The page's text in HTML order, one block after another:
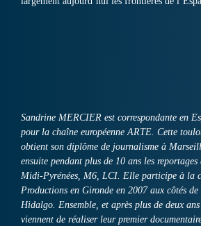
Sandrine MERCIER est correspondante en
pour la chaîne européenne ARTE. Cette
obtient son diplôme de journalisme à
ensuite pendant plus de 10 ans les
Midi-Pyrénées, M6, LCI. Elle participe à la
Productions en Gironde en 2007 aux côtés
Hidalgo. Ensemble, et après plus de deux
viennent de réaliser leur premier